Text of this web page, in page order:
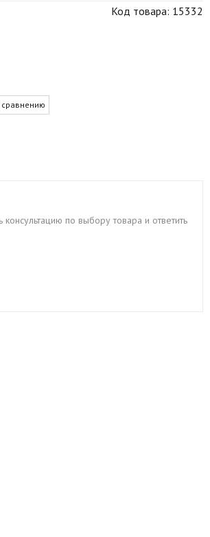
Код товара: 15332
сравнению
по выбору товара и ответить